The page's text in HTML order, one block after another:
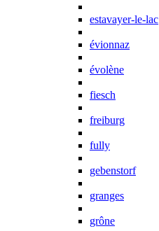
estavayer-le-lac
évionnaz
évolène
fiesch
freiburg
fully
gebenstorf
granges
grône